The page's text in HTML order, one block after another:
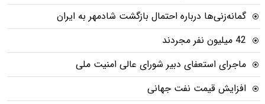
گمانه‌زنی‌ها درباره احتمال بازگشت شادمهر به ایران
42 میلیون نفر مجردند
ماجرای استعفای دبیر شورای عالی امنیت ملی
افزایش قیمت نفت جهانی